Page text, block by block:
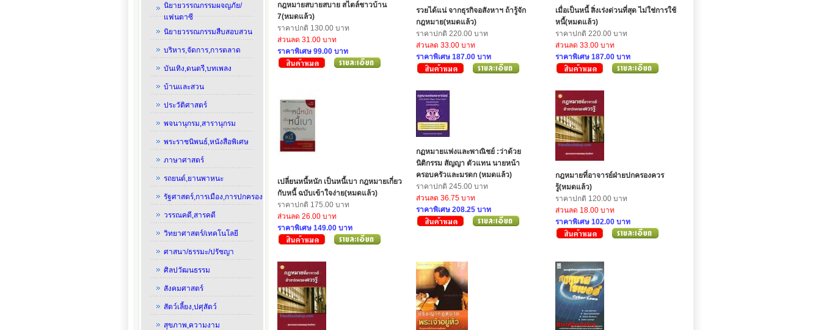
นิยายวรรณกรรมผจญภัย/
แฟนตาซี
นิยายวรรณกรรมสืบสอบสวน
บริหาร,จัดการ,การตลาด
บันเทิง,ดนตรี,บทเพลง
บ้านและสวน
ประวัติศาสตร์
พจนานุกรม,สารานุกรม
พระราชนิพนธ์,หนังสือพิเศษ
ภาษาศาสตร์
รถยนต์,ยานพาหนะ
รัฐศาสตร์,การเมือง,การปกครอง
วรรณคดี,สารคดี
วิทยาศาสตร์/เทคโนโลยี
ศาสนา/ธรรมะ/ปรัชญา
ศิลปวัฒนธรรม
สังคมศาสตร์
สัตว์เลี้ยง,ปศุสัตว์
สุขภาพ,ความงาม
กฎหมายสบายสบาย สไตล์ชาวบ้าน
7(หมดแล้ว)
ราคาปกติ 130.00 บาท
ส่วนลด 31.00 บาท
ราคาพิเศษ 99.00 บาท
รวยได้แน่ จากธุรกิจอสังหาฯ ถ้ารู้จัก
กฎหมาย(หมดแล้ว)
ราคาปกติ 220.00 บาท
ส่วนลด 33.00 บาท
ราคาพิเศษ 187.00 บาท
เมื่อเป็นหนี้ สิ่งเร่งด่วนที่สุด ไม่ใช่การใช้
หนี้(หมดแล้ว)
ราคาปกติ 220.00 บาท
ส่วนลด 33.00 บาท
ราคาพิเศษ 187.00 บาท
เปลี่ยนหนี้หนัก เป็นหนี้เบา กฎหมายเกี่ยว
กับหนี้ ฉบับเข้าใจง่าย(หมดแล้ว)
ราคาปกติ 175.00 บาท
ส่วนลด 26.00 บาท
ราคาพิเศษ 149.00 บาท
กฏหมายแพ่งและพาณิชย์ :ว่าด้วย
นิติกรรม สัญญา ตัวแทน นายหน้า
ครอบครัวและมรดก (หมดแล้ว)
ราคาปกติ 245.00 บาท
ส่วนลด 36.75 บาท
ราคาพิเศษ 208.25 บาท
กฎหมายที่อาจารย์ฝ่ายปกครองควร
รู้(หมดแล้ว)
ราคาปกติ 120.00 บาท
ส่วนลด 18.00 บาท
ราคาพิเศษ 102.00 บาท